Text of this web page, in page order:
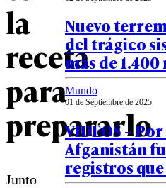
la
receta
para
prepararlo
Junto
Nuevo
del trágico
más de
Mundo
01 de Septiembre de 2025
VIDEOS –
Afganistán
registros